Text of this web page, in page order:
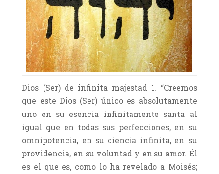
Dios (Ser) de infinita majestad 1. “Creemos
que este Dios (Ser) único es absolutamente
uno en su esencia infinitamente santa al
igual que en todas sus perfecciones, en su
omnipotencia, en su ciencia infinita, en su
providencia, en su voluntad y en su amor. Él
es el que es, como lo ha revelado a Moisés;